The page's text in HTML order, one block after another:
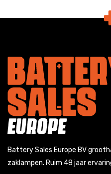
Battery Sales Europe BV
zaklampen. Ruim 48 jaar